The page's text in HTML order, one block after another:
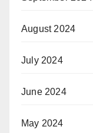
August 2024
July 2024
June 2024
May 2024